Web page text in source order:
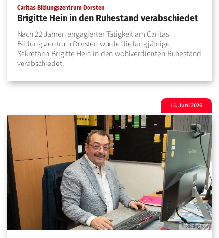
Caritas Bildungszentrum Dorsten
Brigitte Hein in den Ruhestand verabschiedet
Nach 22 Jahren engagierter Tätigkeit am Caritas
Bildungszentrum Dorsten wurde die langjährige
Sekretärin Brigitte Hein in den wohlverdienten Ruhestand
verabschiedet.
© Bödding/CBW
15. Juni 2026